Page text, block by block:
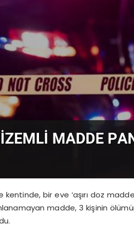
bir eve ‘aşırı doz madde
madde, 3 kişinin